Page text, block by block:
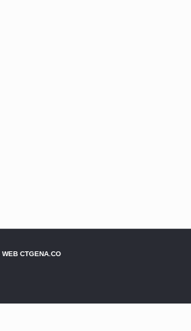
WEB CTGENA.CO